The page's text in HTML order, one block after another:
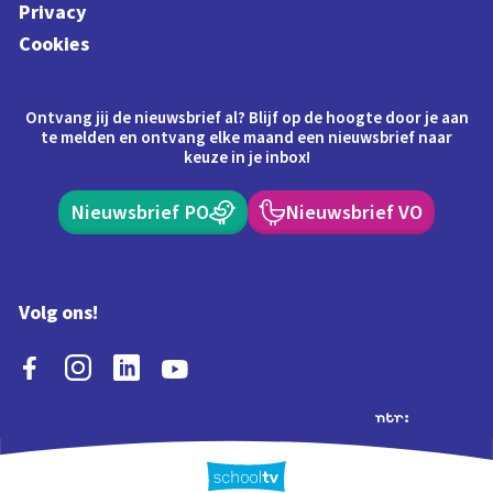
Privacy
Cookies
Ontvang jij de nieuwsbrief al? Blijf op de hoogte door je aan
te melden en ontvang elke maand een nieuwsbrief naar
keuze in je inbox!
Nieuwsbrief PO Nieuwsbrief VO
Volg ons!